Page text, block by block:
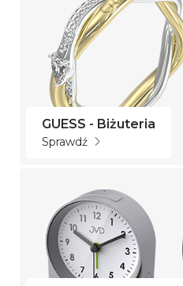
GUESS - Biżuteria
Sprawdź